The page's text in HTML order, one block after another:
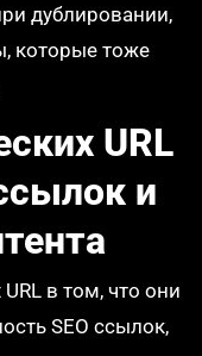
дублировании,
которые тоже
URL
и
в том, что они
SEO ссылок,